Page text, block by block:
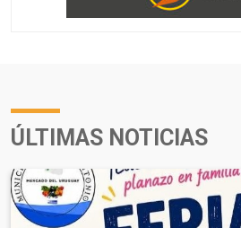
ÚLTIMAS NOTICIAS